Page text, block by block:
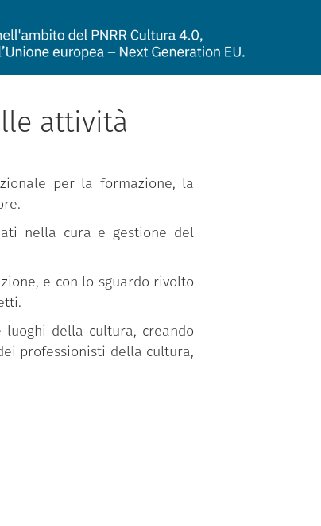
attività
per la formazione, la
nella cura e gestione del
e con lo sguardo rivolto
della cultura, creando
professionisti della cultura,